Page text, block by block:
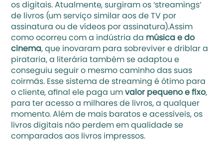
os digitais. Atualmente, surgiram os ‘streamings’
de livros (um serviço similar aos de TV por
assinatura ou de vídeos por assinatura).Assim
como ocorreu com a indústria da música e do
cinema, que inovaram para sobreviver e driblar a
pirataria, a literária também se adaptou e
conseguiu seguir o mesmo caminho das suas
coirmãs. Esse sistema de streaming é ótimo para
o cliente, afinal ele paga um valor pequeno e fixo,
para ter acesso a milhares de livros, a qualquer
momento. Além de mais baratos e acessíveis, os
livros digitais não perdem em qualidade se
comparados aos livros impressos.